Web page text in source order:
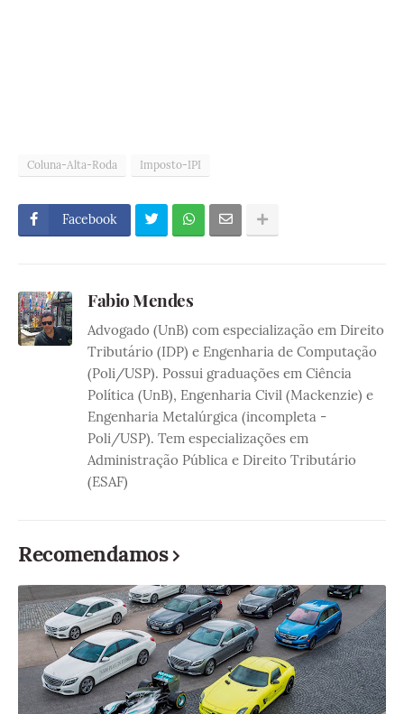
Coluna-Alta-Roda Imposto-IPI
Facebook
Fabio Mendes
Advogado (UnB) com especialização em Direito
Tributário (IDP) e Engenharia de Computação
(Poli/USP). Possui graduações em Ciência
Política (UnB), Engenharia Civil (Mackenzie) e
Engenharia Metalúrgica (incompleta -
Poli/USP). Tem especializações em
Administração Pública e Direito Tributário
(ESAF)
Recomendamos